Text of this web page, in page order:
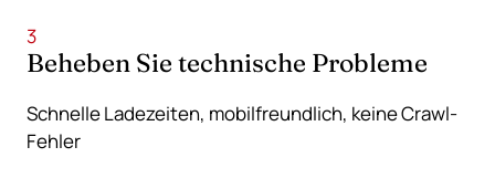
3
Beheben Sie technische Probleme
Schnelle Ladezeiten, mobilfreundlich, keine Crawl-
Fehler